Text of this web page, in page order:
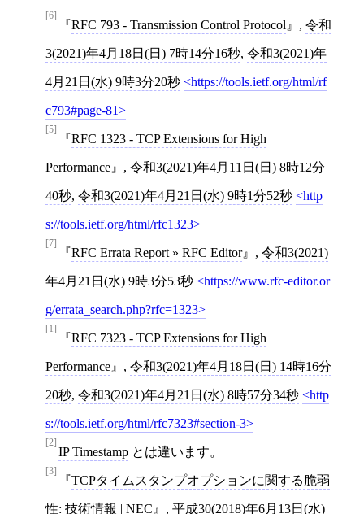
[6]
RFC 793 - Transmission Control Protocol , 令和
3(2021)年4月18日(日) 7時14分16秒, 令和3(2021)年
4月21日(水) 9時3分20秒 https://tools.ietf.org/html/rf
c793#page-81
[5]
RFC 1323 - TCP Extensions for High
Performance , 令和3(2021)年4月11日(日) 8時12分
40秒, 令和3(2021)年4月21日(水) 9時1分52秒 http
s://tools.ietf.org/html/rfc1323
[7]
RFC Errata Report » RFC Editor , 令和3(2021)
年4月21日(水) 9時3分53秒 https://www.rfc-editor.or
g/errata_search.php?rfc=1323
[1]
RFC 7323 - TCP Extensions for High
Performance , 令和3(2021)年4月18日(日) 14時16分
20秒, 令和3(2021)年4月21日(水) 8時57分34秒 http
s://tools.ietf.org/html/rfc7323#section-3
[2]
IP Timestamp とは違います。
[3]
TCPタイムスタンプオプションに関する脆弱
性: 技術情報 | NEC , 平成30(2018)年6月13日(水)